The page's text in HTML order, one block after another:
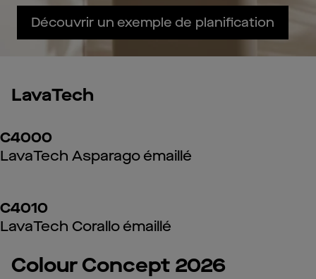
Découvrir un exemple de planification
LavaTech
C4000
LavaTech Asparago émaillé
C4010
LavaTech Corallo émaillé
Colour Concept 2026